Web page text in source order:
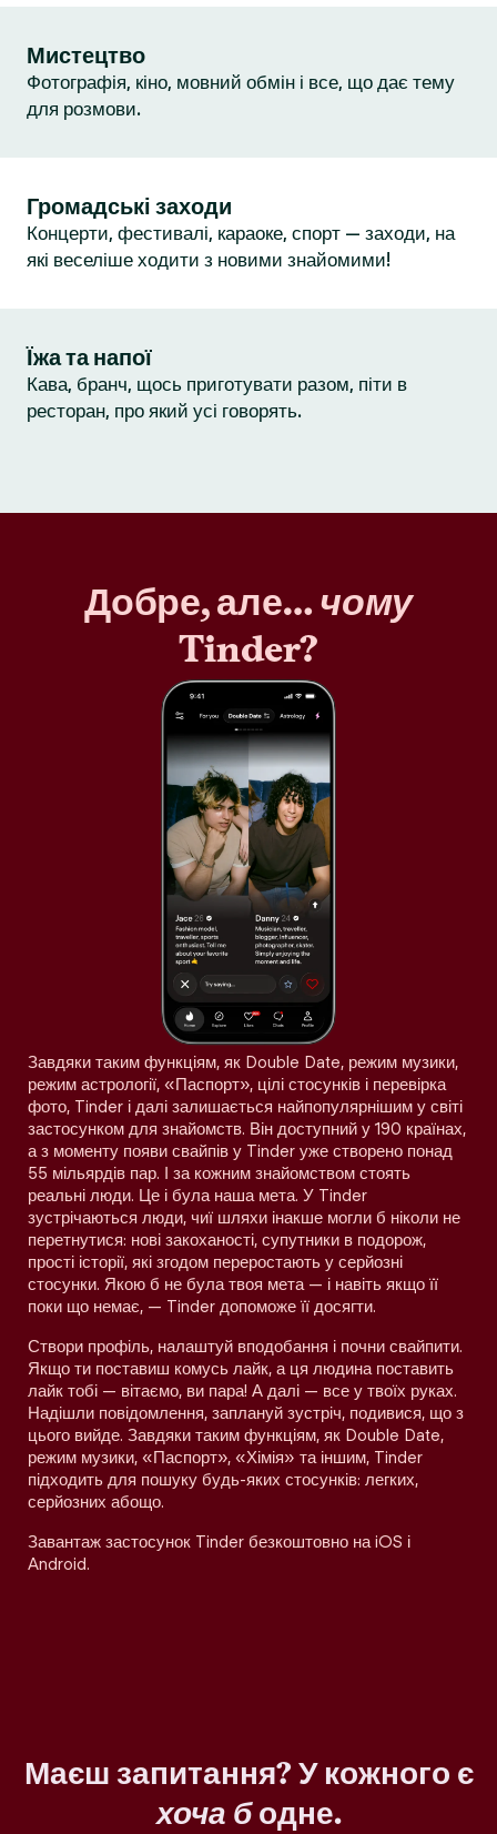
Мистецтво
Фотографія, кіно, мовний обмін і все, що дає тему
для розмови.
Громадські заходи
Концерти, фестивалі, караоке, спорт — заходи, на
які веселіше ходити з новими знайомими!
Їжа та напої
Кава, бранч, щось приготувати разом, піти в
ресторан, про який усі говорять.
Добре, але…чому
Tinder?
Завдяки таким функціям, як Double Date, режим музики,
режим астрології, «Паспорт», цілі стосунків і перевірка
фото, Tinder і далі залишається найпопулярнішим у світі
застосунком для знайомств. Він доступний у 190 країнах,
а з моменту появи свайпів у Tinder уже створено понад
55 мільярдів пар. І за кожним знайомством стоять
реальні люди. Це і була наша мета. У Tinder
зустрічаються люди, чиї шляхи інакше могли б ніколи не
перетнутися: нові закоханості, супутники в подорож,
прості історії, які згодом переростають у серйозні
стосунки. Якою б не була твоя мета — і навіть якщо її
поки що немає, — Tinder допоможе її досягти.
Створи профіль, налаштуй вподобання і почни свайпити.
Якщо ти поставиш комусь лайк, а ця людина поставить
лайк тобі — вітаємо, ви пара! А далі — все у твоїх руках.
Надішли повідомлення, заплануй зустріч, подивися, що з
цього вийде. Завдяки таким функціям, як Double Date,
режим музики, «Паспорт», «Хімія» та іншим, Tinder
підходить для пошуку будь-яких стосунків: легких,
серйозних абощо.
Завантаж застосунок Tinder безкоштовно на iOS і
Android.
Маєш запитання? У кожного є
хоча бодне.